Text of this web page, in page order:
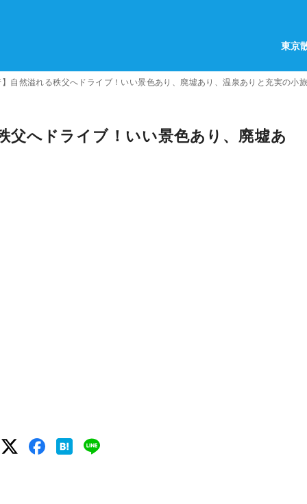
東京
】自然溢れる秩父へドライブ！いい景色あり、廃墟あり、温泉ありと充実の小
父へドライブ！いい景色あり、廃墟あ